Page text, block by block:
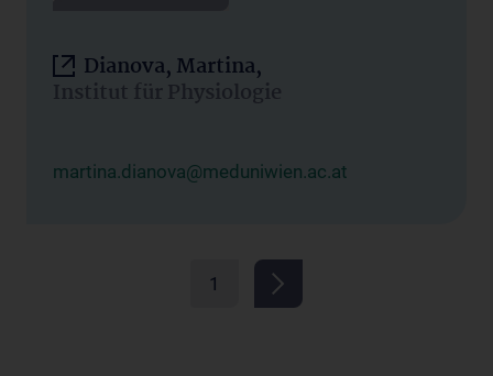
Dianova, Martina,
Institut für Physiologie
martina.dianova@meduniwien.ac.at
1